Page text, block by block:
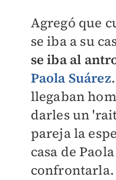
Agregó que
se iba a su
se iba al
Paola Suárez
llegaban
darles un
pareja la
casa de
confrontarla.